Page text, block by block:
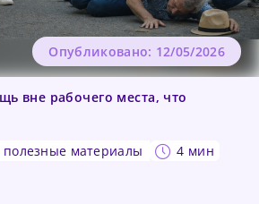
вне рабочего места, что
полезные материалы
4 мин
Опубликовано: 12/05/2026